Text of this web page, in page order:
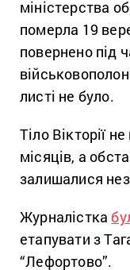
міністерства
померла 19
повернено під
листі не було.
Тіло Вікторії
місяців, а
залишалися
Журналістка
етапувати з
“Лефортово”.